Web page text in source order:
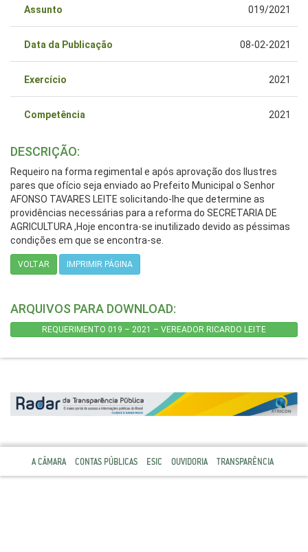
Assunto 019/2021
Data da Publicação 08-02-2021
Exercício 2021
Competência 2021
DESCRIÇÃO:
Requeiro na forma regimental e após aprovação dos Ilustres
pares que ofício seja enviado ao Prefeito Municipal o Senhor
AFONSO TAVARES LEITE solicitando-lhe que determine as
providências necessárias para a reforma do SECRETARIA DE
AGRICULTURA ,Hoje encontra-se inutilizado devido as péssimas
condições em que se encontra-se.
VOLTAR IMPRIMIR PÁGINA
ARQUIVOS PARA DOWNLOAD:
REQUERIMENTO 019 – 2021 – VEREADOR RICARDO LEITE
A CÂMARA CONTAS PÚBLICAS ESIC OUVIDORIA TRANSPARÊNCIA